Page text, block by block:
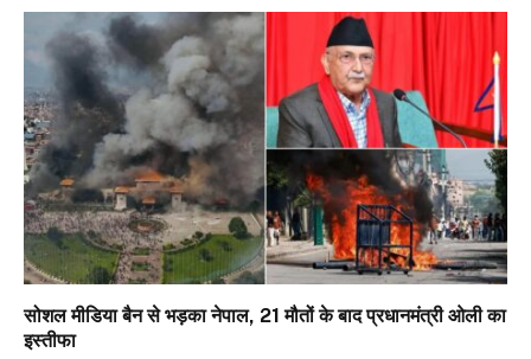
सोशल मीडिया बैन से भड़का नेपाल, 21 मौतों के बाद प्रधानमंत्री ओली का
इस्तीफा